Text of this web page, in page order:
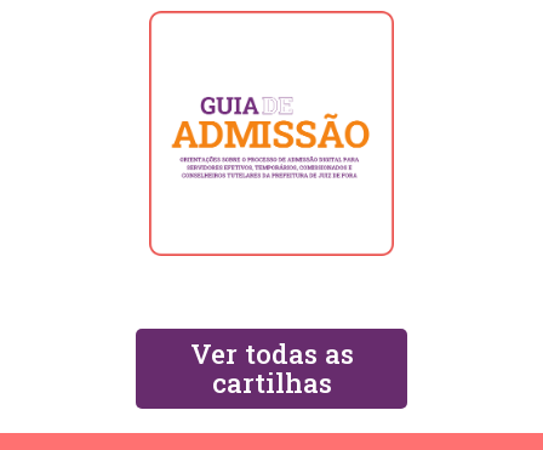
Ver todas as
cartilhas